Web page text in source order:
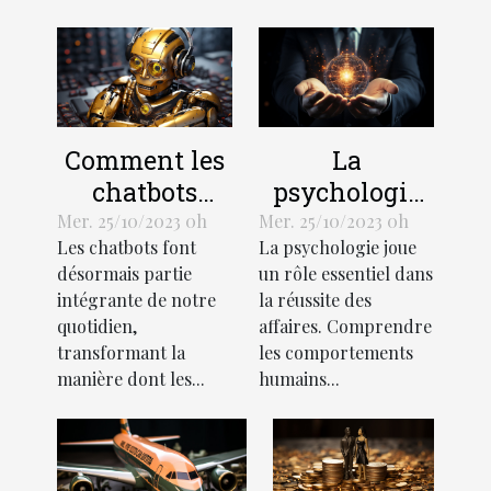
Comment les
chatbots
transforment-
ils
l'économie?
Mer. 25/10/2023 0h
Les chatbots font
désormais partie
intégrante de notre
quotidien,
transformant la
manière dont les...
La
psychologie
de l'efficacité
en affaires
Mer. 25/10/2023 0h
La psychologie joue
un rôle essentiel dans
la réussite des
affaires. Comprendre
les comportements
humains...